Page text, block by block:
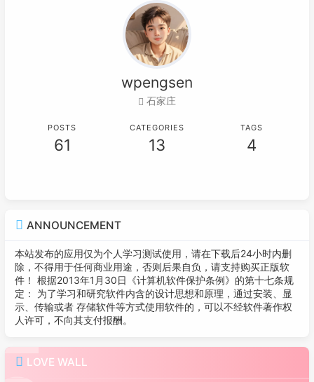
wpengsen
石家庄
POSTS
61
CATEGORIES
13
TAGS
4
ANNOUNCEMENT
本站发布的应用仅为个人学习测试使用，请在下载后24小时内删
除，不得用于任何商业用途，否则后果自负，请支持购买正版软
件！ 根据2013年1月30日《计算机软件保护条例》的第十七条规
定： 为了学习和研究软件内含的设计思想和原理，通过安装、显
示、传输或者 存储软件等方式使用软件的，可以不经软件著作权
人许可，不向其支付报酬。
LOVE WALL